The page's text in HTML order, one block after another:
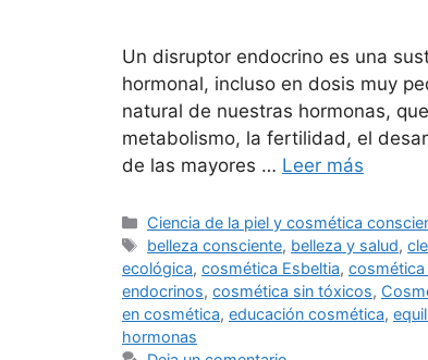
Un disruptor endocrino es una
hormonal, incluso en dosis muy
natural de nuestras hormonas,
metabolismo, la fertilidad, el
de las mayores … Leer más
Ciencia de la piel y cosmética
belleza consciente, belleza y salud,
ecológica, cosmética Esbeltia, cosmética
endocrinos, cosmética sin tóxicos,
en cosmética, educación cosmética,
hormonas